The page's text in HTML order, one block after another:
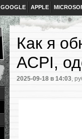
GOOGLE APPLE
Как я
ACPI,
2025-09-18 в 14:03,